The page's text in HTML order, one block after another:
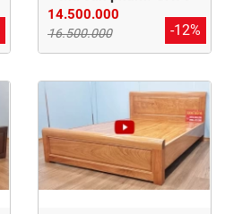
14.500.000
16.500.000 -12%